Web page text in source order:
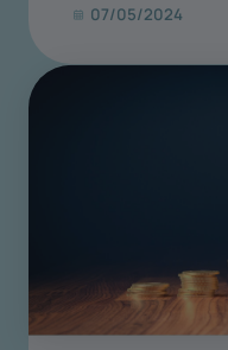
07/05/2024